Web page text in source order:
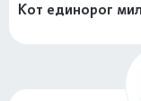
Кот единорог